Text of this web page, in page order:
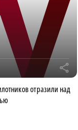
r
отразили над